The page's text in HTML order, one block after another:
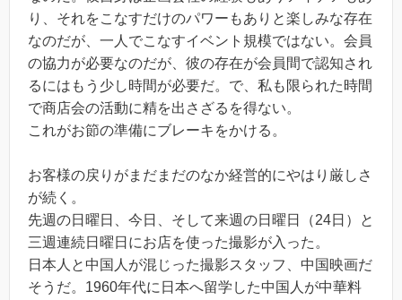
り、それをこなすだけのパワーもありと楽しみな存在
なのだが、一人でこなすイベント規模ではない。会員
の協力が必要なのだが、彼の存在が会員間で認知され
るにはもう少し時間が必要だ。で、私も限られた時間
で商店会の活動に精を出さざるを得ない。
これがお節の準備にブレーキをかける。
お客様の戻りがまだまだのなか経営的にやはり厳しさ
が続く。
先週の日曜日、今日、そして来週の日曜日（24日）と
三週連続日曜日にお店を使った撮影が入った。
日本人と中国人が混じった撮影スタッフ、中国映画だ
そうだ。1960年代に日本へ留学した中国人が中華料